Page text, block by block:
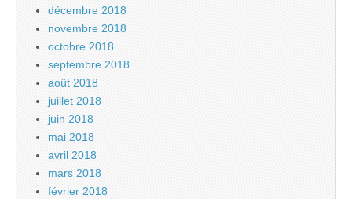
décembre 2018
novembre 2018
octobre 2018
septembre 2018
août 2018
juillet 2018
juin 2018
mai 2018
avril 2018
mars 2018
février 2018